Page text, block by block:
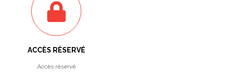
ACCÈS RÉSERVÉ
Accès réservé